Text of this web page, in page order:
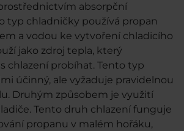
absorpční
typ chladničky používá propan
a vodou ke vytvoření chladicího
jako zdroj tepla, který
chlazení probíhat. Tento typ
účinný, ale vyžaduje pravidelnou
Druhým způsobem je využití
Tento druh chlazení funguje
propanu v malém hořáku,